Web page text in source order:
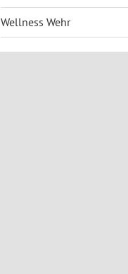
Wellness Wehr